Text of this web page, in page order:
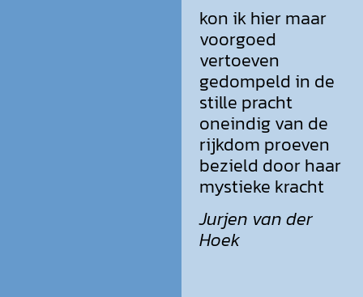
kon ik hier maar
voorgoed
vertoeven
gedompeld in de
stille pracht
oneindig van de
rijkdom proeven
bezield door haar
mystieke kracht
Jurjen van der
Hoek